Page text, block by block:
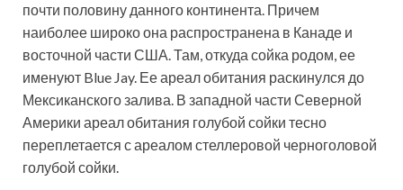
почти половину данного континента. Причем
наиболее широко она распространена в Канаде и
восточной части США. Там, откуда сойка родом, ее
именуют Blue Jay. Ее ареал обитания раскинулся до
Мексиканского залива. В западной части Северной
Америки ареал обитания голубой сойки тесно
переплетается с ареалом стеллеровой черноголовой
голубой сойки.